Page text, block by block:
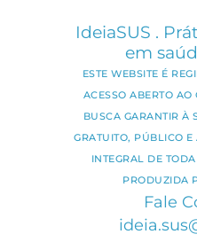
IdeiaSUS .
em
ESTE WEBSITE É
ACESSO ABERTO
BUSCA GARANTIR À
GRATUITO, PÚBLICO
INTEGRAL DE
PRODUZIDA
Fale